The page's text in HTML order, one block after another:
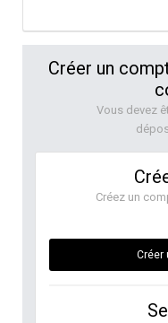
Créer un
Vous devez
Créez un
Créer